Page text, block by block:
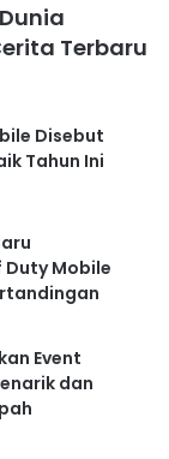
Terbaru
Disebut
Tahun Ini
Duty Mobile
Event
dan